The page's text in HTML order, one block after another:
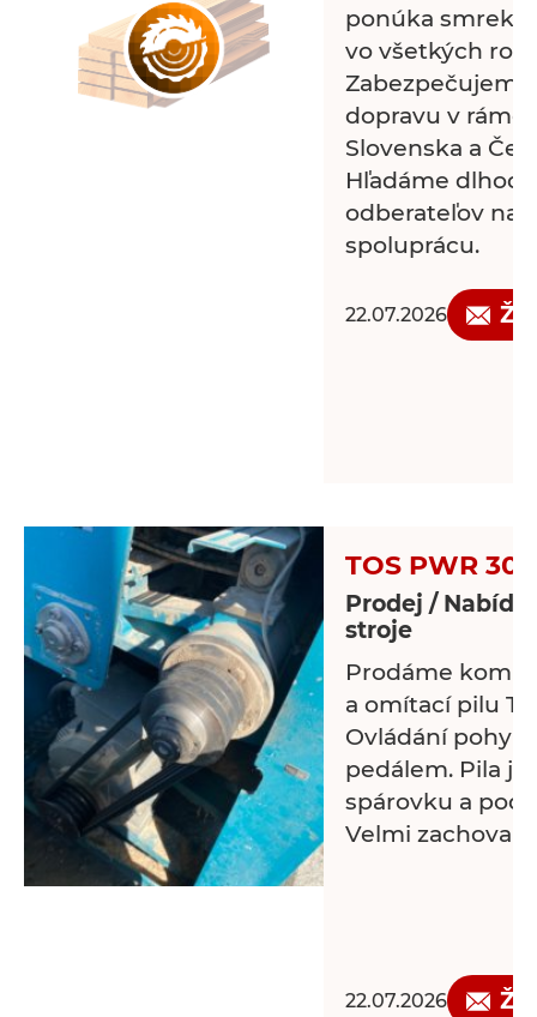
ponúka
vo všetkých
dopravu v
Slovenska a
Hľadáme
odberateľov na
spoluprácu.
22.07.2026
TOS PWR 301
Prodej /
stroje
Prodáme
a omítací pilu
Ovládání
pedálem. Pila je
spárovku a
Velmi
22.07.2026